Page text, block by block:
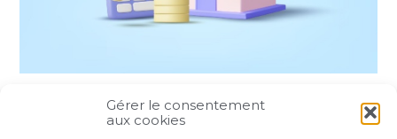
Gérer le consentement
aux cookies